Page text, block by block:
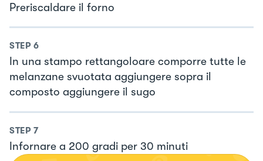
Preriscaldare il forno
STEP 6
In una stampo rettangoloare comporre tutte le
melanzane svuotata aggiungere sopra il
composto aggiungere il sugo
STEP 7
Infornare a 200 gradi per 30 minuti